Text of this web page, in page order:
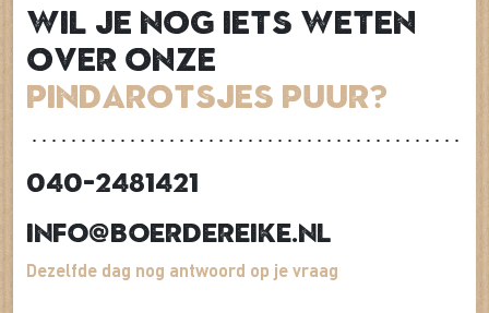
Wil je nog iets weten
over onze
Pindarotsjes Puur?
040-2481421
info@boerdereike.nl
Dezelfde dag nog antwoord op je vraag